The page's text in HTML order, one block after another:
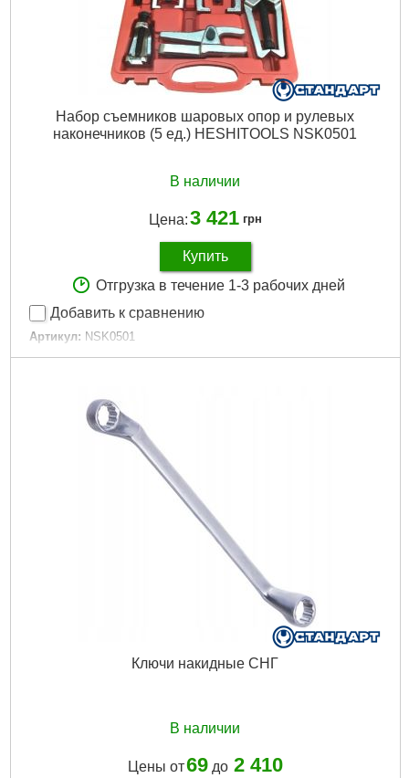
Набор съемников шаровых опор и рулевых
наконечников (5 ед.) HESHITOOLS NSK0501
В наличии
Цена:3 421 грн
Купить
Отгрузка в течение 1-3 рабочих дней
Добавить к сравнению
Артикул: NSK0501
Код товара: 15.06.21
Вес брутто: 4,922 г
Ключи накидные СНГ
В наличии
Цены от69до 2 410